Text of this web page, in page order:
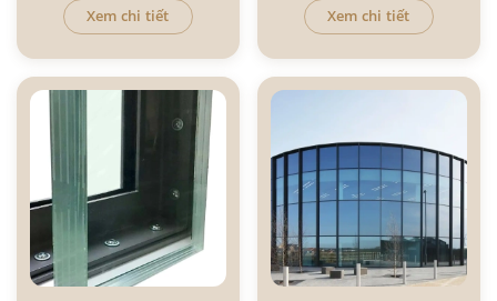
Xem chi tiết Xem chi tiết